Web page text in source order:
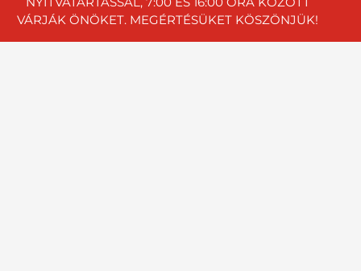
VÁRJÁK ÖNÖKET. MEGÉRTÉSÜKET KÖSZÖNJÜK!